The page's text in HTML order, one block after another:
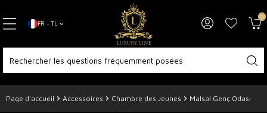
FR − TL
0
Page d'accueil Accessoires Chambre des Jeunes Malsal Genç Odası